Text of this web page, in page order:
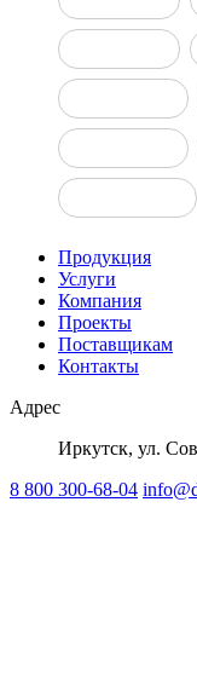
Продукция
Услуги
Компания
Проекты
Поставщикам
Контакты
Адрес
Иркутск, ул.
8 800 300-68-04